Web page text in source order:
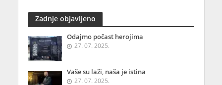
Zadnje objavljeno
Odajmo počast herojima
27. 07. 2025.
Vaše su laži, naša je istina
27. 07. 2025.